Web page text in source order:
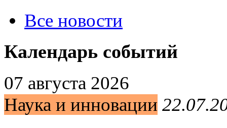
Все новости
Календарь событий
07 августа 2026
Наука и инновации